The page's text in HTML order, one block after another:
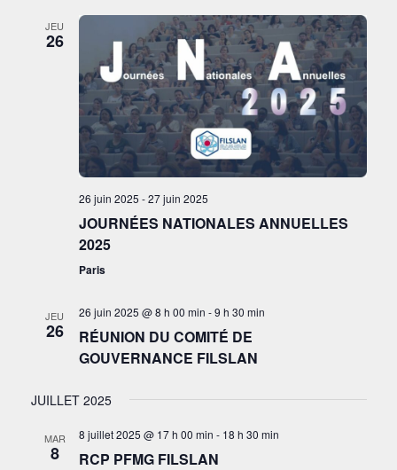
JEU
26
26 juin 2025 -27 juin 2025
JOURNÉES NATIONALES ANNUELLES
2025
Paris
JEU
26
26 juin 2025 @ 8 h 00 min -9 h 30 min
RÉUNION DU COMITÉ DE
GOUVERNANCE FILSLAN
JUILLET 2025
MAR
8
8 juillet 2025 @ 17 h 00 min - 18 h 30 min
RCP PFMG FILSLAN